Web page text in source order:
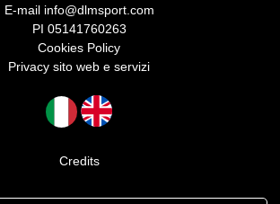
E-mail info@dlmsport.com
PI 05141760263
Cookies Policy
Privacy sito web e servizi
Credits